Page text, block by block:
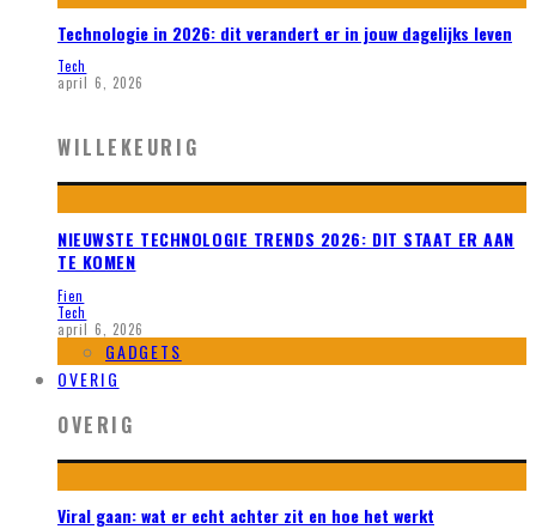
Technologie in 2026: dit verandert er in jouw dagelijks leven
Tech
april 6, 2026
WILLEKEURIG
NIEUWSTE TECHNOLOGIE TRENDS 2026: DIT STAAT ER AAN
TE KOMEN
Fien
Tech
april 6, 2026
GADGETS
OVERIG
OVERIG
Viral gaan: wat er echt achter zit en hoe het werkt